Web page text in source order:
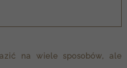
na wiele sposobów, ale